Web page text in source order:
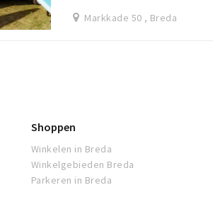
Markkade 50 , Breda
Shoppen
Winkelen in Breda
Winkelgebieden Breda
Parkeren in Breda